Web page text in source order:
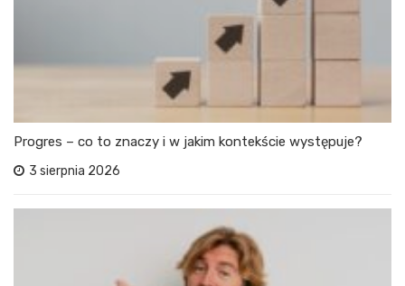
Progres – co to znaczy i w jakim kontekście występuje?
3 sierpnia 2026